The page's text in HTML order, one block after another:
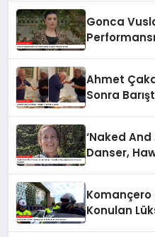
Gonca
Ahmet
Sonra
‘Naked And
Danser,
Komançero
Konulan